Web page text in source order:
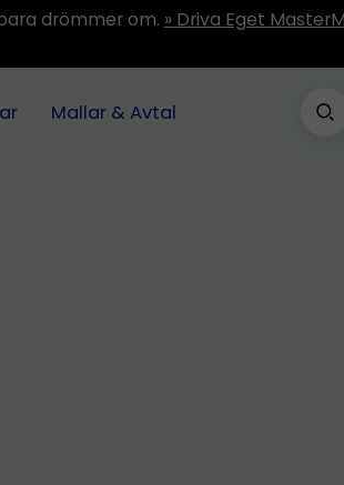
drömmer om. » Driva Eget
Mallar & Avtal